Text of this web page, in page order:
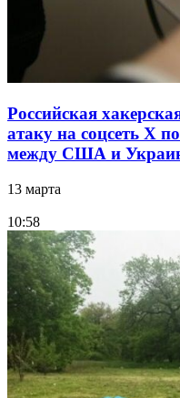
Российская
атаку на соцсеть Х
между США и
13 марта
10:58